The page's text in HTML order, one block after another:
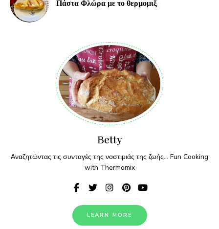
Πάστα Φλώρα με το θερμομιξ
Βetty
Αναζητώντας τις συνταγές της νοστιμιάς της ζωής... Fun Cooking
with Thermomix
LEARN MORE